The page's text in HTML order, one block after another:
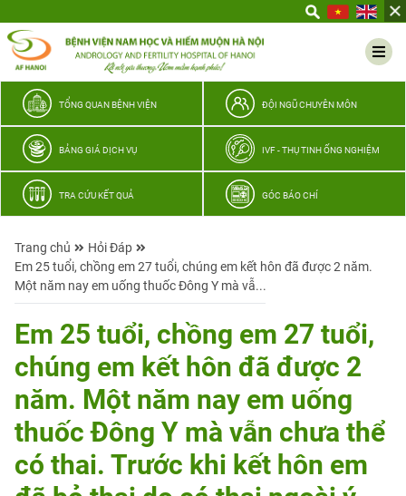
thương
TỔNG QUAN BỆNH VIỆN ĐỘI NGŨ CHUYÊN MÔN
BẢNG GIÁ DỊCH VỤ IVF - THỤ TINH ỐNG NGHIỆM
TRA CỨU KẾT QUẢ GÓC BÁO CHÍ
Trang chủ
Hỏi Đáp
Em 25 tuổi, chồng em 27 tuổi, chúng em kết hôn đã được 2 năm.
Một năm nay em uống thuốc Đông Y mà vẫ...
Em 25 tuổi, chồng em 27 tuổi,
chúng em kết hôn đã được 2
năm. Một năm nay em uống
thuốc Đông Y mà vẫn chưa thể
có thai. Trước khi kết hôn em